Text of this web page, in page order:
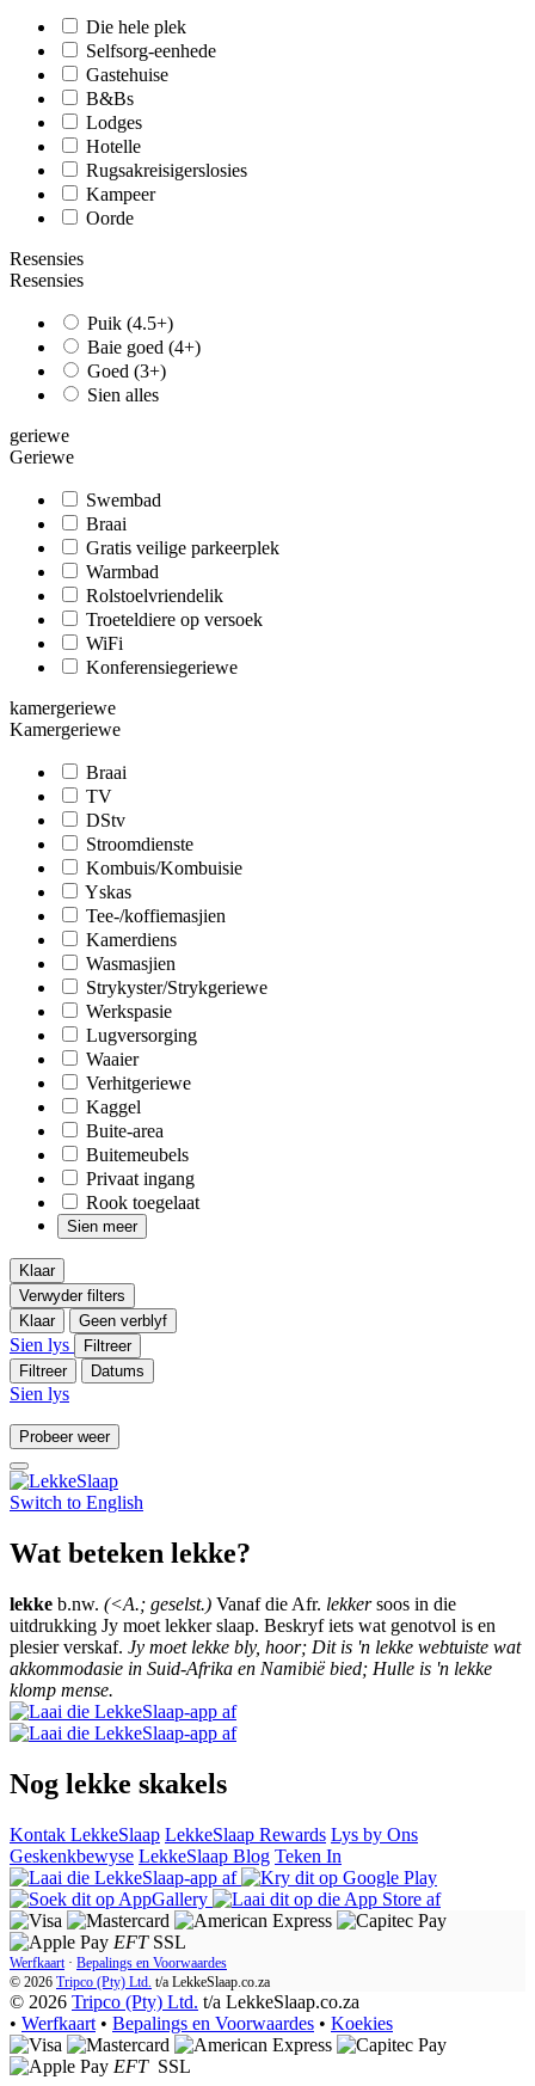
Die hele plek
Selfsorg-eenhede
Gastehuise
B&Bs
Lodges
Hotelle
Rugsakreisigerslosies
Kampeer
Oorde
Resensies
Resensies
Puik (4.5+)
Baie goed (4+)
Goed (3+)
Sien alles
geriewe
Geriewe
Swembad
Braai
Gratis veilige parkeerplek
Warmbad
Rolstoelvriendelik
Troeteldiere op versoek
WiFi
Konferensiegeriewe
kamergeriewe
Kamergeriewe
Braai
TV
DStv
Stroomdienste
Kombuis/Kombuisie
Yskas
Tee-/koffiemasjien
Kamerdiens
Wasmasjien
Strykyster/Strykgeriewe
Werkspasie
Lugversorging
Waaier
Verhitgeriewe
Kaggel
Buite-area
Buitemeubels
Privaat ingang
Rook toegelaat
Sien meer
Klaar
Verwyder filters
Klaar
Geen verblyf
Sien lys
Filtreer
Filtreer
Datums
Sien lys
Probeer weer
Switch to English
Wat beteken lekke?
lekke b.nw. (<A.; geselst.) Vanaf die Afr. lekkersoos in die
uitdrukking Jy moet lekker slaap. Beskryf iets wat genotvol is en
plesier verskaf. Jy moet lekke bly, hoor; Dit is 'n lekke webtuiste wat
akkommodasie in Suid-Afrika en Namibië bied; Hulle is 'n lekke
klomp mense.
Nog lekke skakels
Kontak LekkeSlaap LekkeSlaap Rewards Lys by Ons
Geskenkbewyse LekkeSlaap Blog Teken In
EFT SSL
Werfkaart · Bepalings en Voorwaardes
© 2026 Tripco (Pty) Ltd. t/a LekkeSlaap.co.za
© 2026 Tripco (Pty) Ltd. t/a LekkeSlaap.co.za
• Werfkaart • Bepalings en Voorwaardes • Koekies
EFT SSL